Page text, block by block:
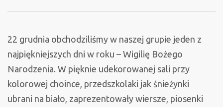
22 grudnia obchodziliśmy w naszej grupie jeden z
najpiękniejszych dni w roku – Wigilię Bożego
Narodzenia. W pięknie udekorowanej sali przy
kolorowej choince, przedszkolaki jak śnieżynki
ubrani na biało, zaprezentowały wiersze, piosenki